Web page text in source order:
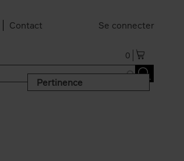
Contact Se connecter
0
Pertinence